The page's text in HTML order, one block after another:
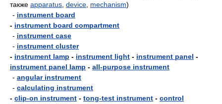
также apparatus device mechanism)
- instrument board
- instrument board compartment
- instrument case
- instrument cluster
- instrument lamp - instrument light - instrument panel -
instrument panel lamp - all-purpose instrument
- angular instrument
- calculating instrument
- clip-on instrument - tong-test instrument - control